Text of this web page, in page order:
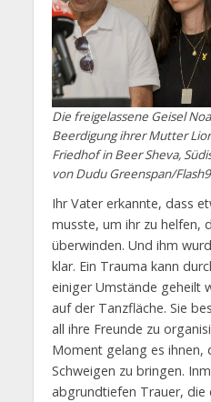
Die freigelassene Geisel
Beerdigung ihrer Mutter
Friedhof in Beer Sheva,
von Dudu Greenspan/
Ihr Vater erkannte, dass
musste, um ihr zu helfen,
überwinden. Und ihm
klar. Ein Trauma kann
einiger Umstände geheilt
auf der Tanzfläche. Sie
all ihre Freunde zu
Moment gelang es ihnen,
Schweigen zu bringen.
abgrundtiefen Trauer, die